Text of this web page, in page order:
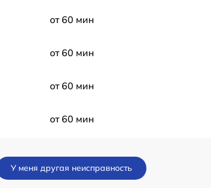
от 60 мин
от 60 мин
от 60 мин
от 60 мин
У меня другая неисправность